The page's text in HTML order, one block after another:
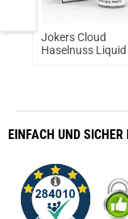
Jokers Cloud
Haselnuss Liquid
EINFACH UND SICHER